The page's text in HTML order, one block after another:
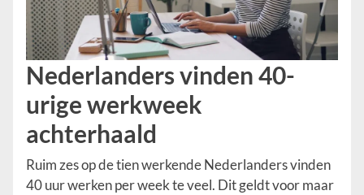
Nederlanders vinden 40-
urige werkweek
achterhaald
Ruim zes op de tien werkende Nederlanders vinden
40 uur werken per week te veel. Dit geldt voor maar